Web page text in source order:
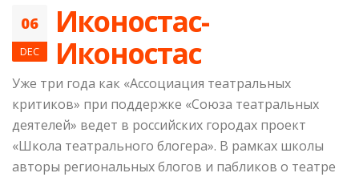
06
DEC
Иконостас-
Иконостас
Уже три года как «Ассоциация театральных
критиков» при поддержке «Союза театральных
деятелей» ведет в российских городах проект
«Школа театрального блогера». В рамках школы
авторы региональных блогов и пабликов о театре